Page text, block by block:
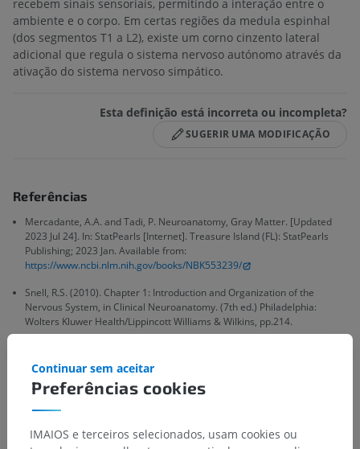
recebem sinais sensoriais, permitindo a interação entre o
ambiente e o corpo. Em certas regiões da medula espinhal
(dos segmentos T1 a L2), existe um corno cinzento lateral
adicional que regula o sistema nervoso autónomo através da
ativação do sistema nervoso simpático.
Esta definição está incorreta ou incompleta?
SUGERIR UMA MODIFICAÇÃO
Referências
Mercadante, A.A. and Tadi, P. Neuroanatomy, Gray Matter. [Updated
2023 Jul 24]. In: StatPearls [Internet]. Treasure Island (FL): StatPearls
Publishing; 2023 Jan. Available from:
https://www.ncbi.nlm.nih.gov/books/NBK553239/
Snell, R.S. (2010). Chapter 1: Introduction and Organization of the
Nervous System, in Clinical Neuroanatomy. (7th ed.) Philadelphia:
Wolters Kluwer Health/Lippincott Williams & Wilkins, pp.214.
Galeria
Preferências cookies
Continuar sem aceitar
IMAIOS e terceiros selecionados, usam cookies ou